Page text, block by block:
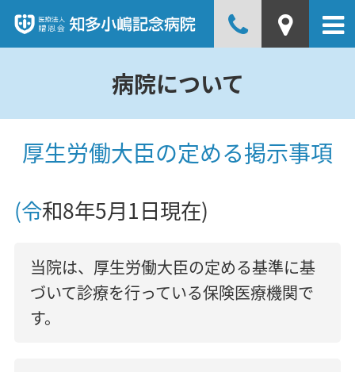
病院について
厚生労働大臣の定める掲示事項
(令和8年5月1日現在)
当院は、 厚生労働大臣の定める基準に基
づいて診療を行っている保険医療機関で
す。